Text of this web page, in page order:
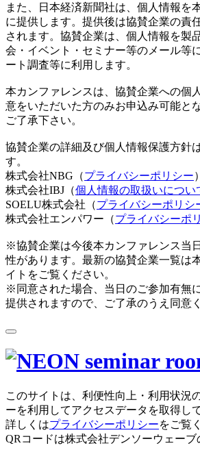
また、日本経済新聞社は、個人情報を
に提供します。提供後は協賛企業の責
されます。協賛企業は、個人情報を製
会・イベント・セミナー等のメール等
ート調査等に利用します。
本カンファレンスは、協賛企業への個
意をいただいた方のみお申込み可能と
ご了承下さい。
協賛企業の詳細及び個人情報保護方針
す。
株式会社NBG（プライバシーポリシー）
株式会社IBJ（個人情報の取扱いについ
SOELU株式会社（プライバシーポリシ
株式会社エンパワー（プライバシーポ
※協賛企業は今後本カンファレンス当
性があります。最新の協賛企業一覧は
イトをご覧ください。
※同意された場合、当日のご参加有無
提供されますので、ご了承のうえ同意
このサイトは、利便性向上・利用状況
ーを利用してアクセスデータを取得し
詳しくはプライバシーポリシーをご覧
QRコードは株式会社デンソーウェーブ